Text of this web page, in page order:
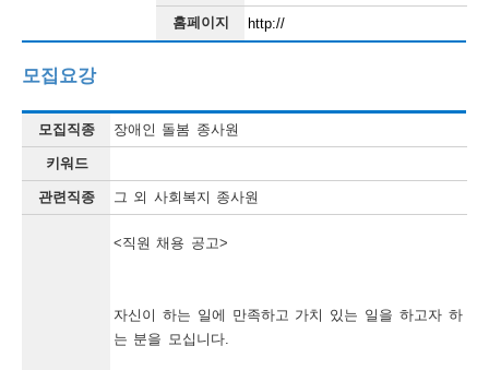
보
홈페이지 http://
모집요강
모집직종 장애인 돌봄 종사원
키워드
관련직종 그 외 사회복지 종사원
<직원 채용 공고>
자신이 하는 일에 만족하고 가치 있는 일을 하고자 하
는 분을 모십니다.
보
오
늘
등